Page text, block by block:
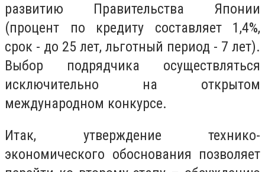
развитию Правительства Японии
(процент по кредиту составляет 1,4%,
срок - до 25 лет, льготный период - 7 лет).
Выбор подрядчика осуществляться
исключительно на открытом
международном конкурсе.
Итак, утверждение технико-
экономического обоснования позволяет